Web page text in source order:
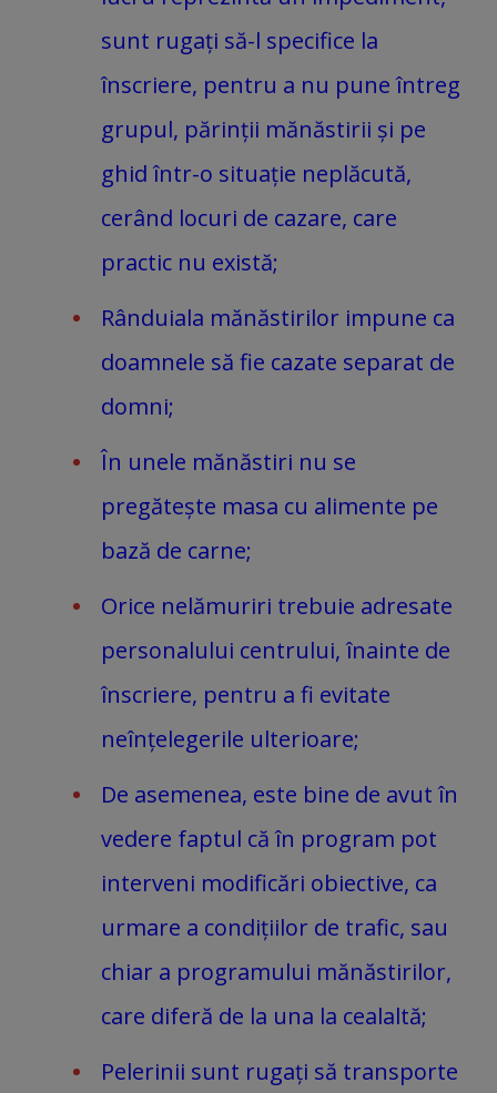
sunt rugați să-l specifice la
înscriere, pentru a nu pune întreg
grupul, părinții mănăstirii și pe
ghid într-o situație neplăcută,
cerând locuri de cazare, care
practic nu există;
Rânduiala mănăstirilor impune ca
doamnele să fie cazate separat de
domni;
În unele mănăstiri nu se
pregătește masa cu alimente pe
bază de carne;
Orice nelămuriri trebuie adresate
personalului centrului, înainte de
înscriere, pentru a fi evitate
neînțelegerile ulterioare;
De asemenea, este bine de avut în
vedere faptul că în program pot
interveni modificări obiective, ca
urmare a condițiilor de trafic, sau
chiar a programului mănăstirilor,
care diferă de la una la cealaltă;
Pelerinii sunt rugați să transporte